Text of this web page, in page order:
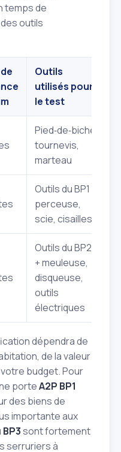
temps de
outils
Outils
utilisés pour
le test
Pied‑de‑biche,
tournevis,
marteau
Outils du BP1 +
perceuse,
scie, cisailles
Outils du BP2
+ meuleuse,
disqueuse,
outils
électriques
dépendra de
de la valeur
budget. Pour
porteA2P BP1
des biens de
importante aux
BP3sont fortement
serruriers à